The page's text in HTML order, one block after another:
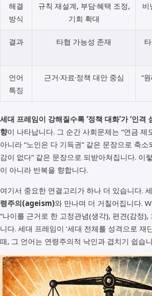
해결
방식
규칙 재설계, 부담·혜택 조정,
기회 확대
비
결과 타협 가능성 존재
언어
특징
근거·자료·정책 대안 중심
“
세대 프레임이 강해질수록 ‘정책 대화’가 ‘인격
향이 나타납니다. 그 순간 사회문제는 “연금 제
아니라 “노인은 다 기득권” 같은 문장으로 축소
감이 없다” 같은 문장으로 되받아쳐집니다. 이
이 아니라 반복을 향합니다.
여기서 중요한 연결고리가 하나 더 있습니다.
령주의(ageism)와 만나며 더 거칠어집니다.
“나이를 근거로 한 고정관념(생각), 편견(감정),
니다. 세대 프레임이 ‘세대 전체를 성격으로 재
때, 그 언어는 연령주의적 낙인과 겹치기 쉽습